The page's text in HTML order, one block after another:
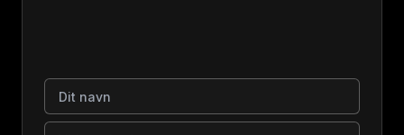
Dit navn
Virksomhed